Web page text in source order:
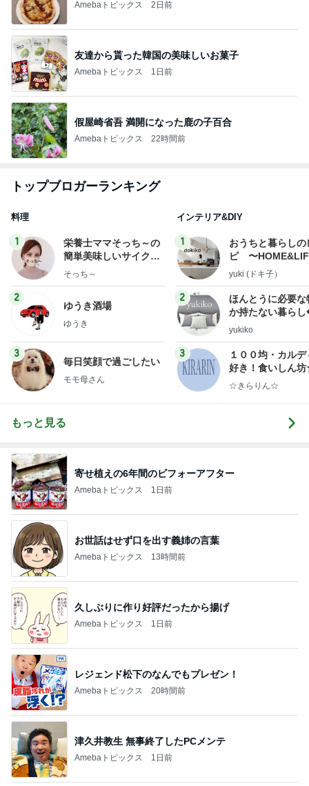
Amebaトピックス 2日前
友達から貰った韓国の美味しいお菓子
Amebaトピックス 1日前
假屋崎省吾 満開になった鹿の子百合
Amebaトピックス 22時間前
トップブロガーランキング
料理
1
栄養士ママそっち～の
簡単美味しいサイクル
献立
そっち～
2
ゆうき酒場
ゆうき
3
毎日笑顔で過ごしたい
モモ母さん
インテリア&DIY
1
おうちと暮らしの
ピ 〜
yuki (ドキ子）
2
ほんとうに必要な
か持たない暮ら
ep Life Simple◆
yukiko
3
１００均・カルデ
好き！食いしん
らりん☆のブログ
☆きらりん☆
もっと見る
寄せ植えの6年間のビフォーアフター
Amebaトピックス 1日前
お世話はせず口を出す義姉の言葉
Amebaトピックス 13時間前
久しぶりに作り好評だったから揚げ
Amebaトピックス 1日前
レジェンド松下のなんでもプレゼン！
Amebaトピックス 20時間前
津久井教生 無事終了したPCメンテ
Amebaトピックス 1日前